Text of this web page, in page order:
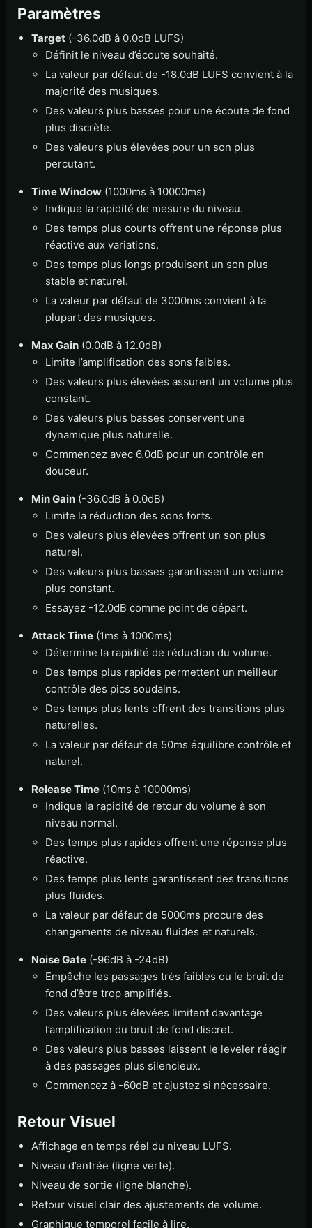
Paramètres
Target (-36.0dB à 0.0dB LUFS)
Définit le niveau d’écoute souhaité.
La valeur par défaut de -18.0dB LUFS convient à la
majorité des musiques.
Des valeurs plus basses pour une écoute de fond
plus discrète.
Des valeurs plus élevées pour un son plus
percutant.
Time Window (1000ms à 10000ms)
Indique la rapidité de mesure du niveau.
Des temps plus courts offrent une réponse plus
réactive aux variations.
Des temps plus longs produisent un son plus
stable et naturel.
La valeur par défaut de 3000ms convient à la
plupart des musiques.
Max Gain (0.0dB à 12.0dB)
Limite l’amplification des sons faibles.
Des valeurs plus élevées assurent un volume plus
constant.
Des valeurs plus basses conservent une
dynamique plus naturelle.
Commencez avec 6.0dB pour un contrôle en
douceur.
Min Gain (-36.0dB à 0.0dB)
Limite la réduction des sons forts.
Des valeurs plus élevées offrent un son plus
naturel.
Des valeurs plus basses garantissent un volume
plus constant.
Essayez -12.0dB comme point de départ.
Attack Time (1ms à 1000ms)
Détermine la rapidité de réduction du volume.
Des temps plus rapides permettent un meilleur
contrôle des pics soudains.
Des temps plus lents offrent des transitions plus
naturelles.
La valeur par défaut de 50ms équilibre contrôle et
naturel.
Release Time (10ms à 10000ms)
Indique la rapidité de retour du volume à son
niveau normal.
Des temps plus rapides offrent une réponse plus
réactive.
Des temps plus lents garantissent des transitions
plus fluides.
La valeur par défaut de 5000ms procure des
changements de niveau fluides et naturels.
Noise Gate (-96dB à -24dB)
Empêche les passages très faibles ou le bruit de
fond d’être trop amplifiés.
Des valeurs plus élevées limitent davantage
l’amplification du bruit de fond discret.
Des valeurs plus basses laissent le leveler réagir
à des passages plus silencieux.
Commencez à -60dB et ajustez si nécessaire.
Retour Visuel
Affichage en temps réel du niveau LUFS.
Niveau d’entrée (ligne verte).
Niveau de sortie (ligne blanche).
Retour visuel clair des ajustements de volume.
Graphique temporel facile à lire.